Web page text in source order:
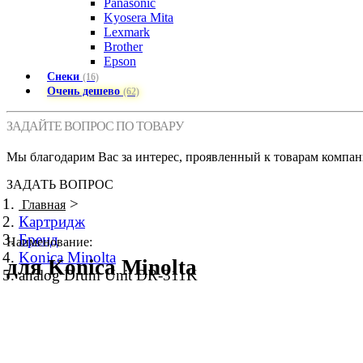
Panasonic
Kyosera Mita
Lexmark
Brother
Epson
Снеки (16)
Очень дешево(62)
ЗАДАЙТЕ ВОПРОС ПО ТОВАРУ
Мы благодарим Вас за интерес, проявленный к товарам
ЗАДАТЬ ВОПРОС
Главная >
Картридж
Бренд
Konica Minolta
analog Drum Unit DR-311K
Наименование:
для Konica Minolta